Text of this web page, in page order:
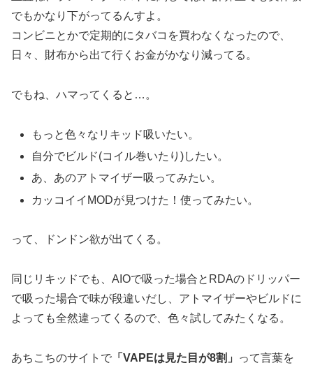
でもかなり下がってるんすよ。
コンビニとかで定期的にタバコを買わなくなったので、
日々、財布から出て行くお金がかなり減ってる。
でもね、ハマってくると…。
もっと色々なリキッド吸いたい。
自分でビルド(コイル巻いたり)したい。
あ、あのアトマイザー吸ってみたい。
カッコイイMODが見つけた！使ってみたい。
って、ドンドン欲が出てくる。
同じリキッドでも、AIOで吸った場合とRDAのドリッパー
で吸った場合で味が段違いだし、アトマイザーやビルドに
よっても全然違ってくるので、色々試してみたくなる。
あちこちのサイトで 「VAPEは見た目が8割」
って言葉を